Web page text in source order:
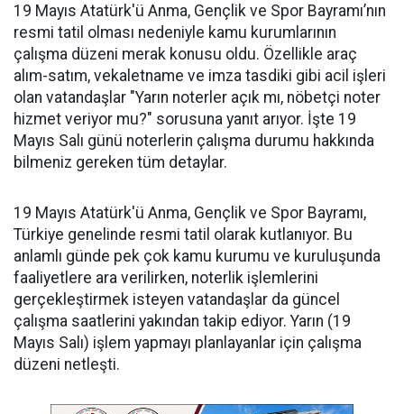
19 Mayıs Atatürk'ü Anma, Gençlik ve Spor Bayramı’nın
resmi tatil olması nedeniyle kamu kurumlarının
çalışma düzeni merak konusu oldu. Özellikle araç
alım-satım, vekaletname ve imza tasdiki gibi acil işleri
olan vatandaşlar "Yarın noterler açık mı, nöbetçi noter
hizmet veriyor mu?" sorusuna yanıt arıyor. İşte 19
Mayıs Salı günü noterlerin çalışma durumu hakkında
bilmeniz gereken tüm detaylar.
​19 Mayıs Atatürk'ü Anma, Gençlik ve Spor Bayramı,
Türkiye genelinde resmi tatil olarak kutlanıyor. Bu
anlamlı günde pek çok kamu kurumu ve kuruluşunda
faaliyetlere ara verilirken, noterlik işlemlerini
gerçekleştirmek isteyen vatandaşlar da güncel
çalışma saatlerini yakından takip ediyor. Yarın (19
Mayıs Salı) işlem yapmayı planlayanlar için çalışma
düzeni netleşti.